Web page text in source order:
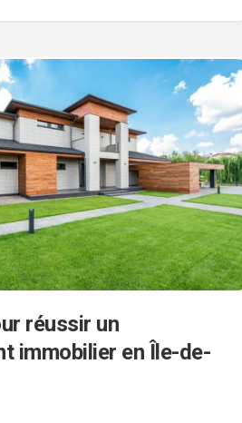
réussir un
immobilier en Île-de-